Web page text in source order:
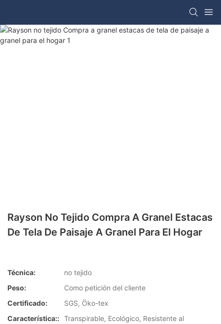
Rayson No Tejido Compra A Granel Estacas
De Tela De Paisaje A Granel Para El Hogar
Técnica:
no tejido
Peso:
Como petición del cliente
Certificado:
SGS, Öko-tex
Característica:: Transpirable, Ecológico, Resistente al